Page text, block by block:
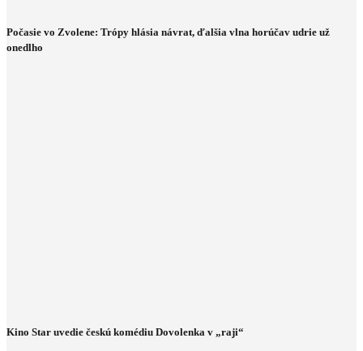
Počasie vo Zvolene: Trópy hlásia návrat, ďalšia vlna horúčav udrie už
onedlho
Kino Star uvedie českú komédiu Dovolenka v „raji“